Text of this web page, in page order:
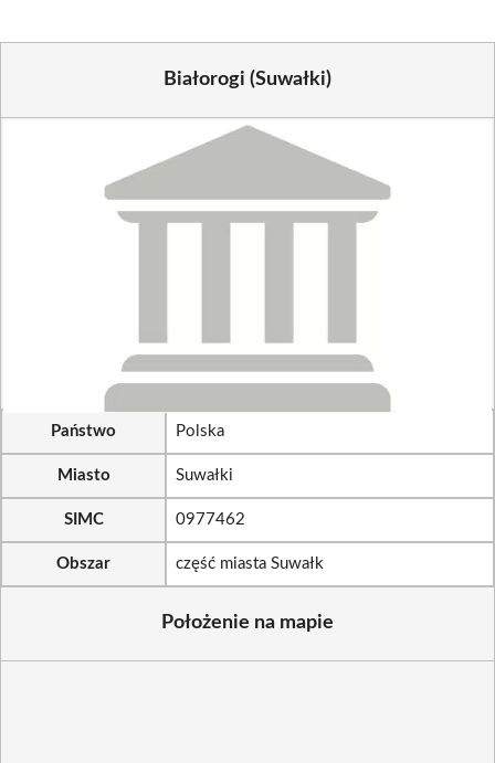
Białorogi (Suwałki)
Państwo Polska
Miasto Suwałki
SIMC 0977462
Obszar część miasta Suwałk
Położenie na mapie